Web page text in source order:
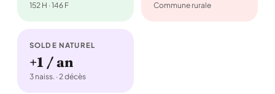
152 H · 146 F Commune rurale
SOLDE NATUREL
+1 / an
3 naiss. · 2 décès